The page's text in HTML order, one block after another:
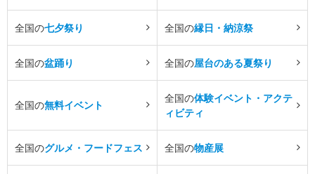
全国の七夕祭り 全国の縁日・納涼祭
全国の盆踊り 全国の屋台のある夏祭り
全国の無料イベント
全国の体験イベント・アクテ
ィビティ
全国のグルメ・フードフェス 全国の物産展